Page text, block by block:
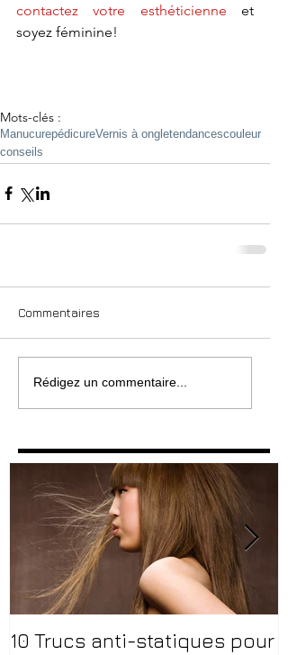
contactez votre esthéticienne et
soyez féminine!
Mots-clés :
ManucurepédicureVernis à ongletendancescouleur
conseils
Commentaires
Rédigez un commentaire...
10 Trucs anti-statiques pour